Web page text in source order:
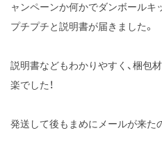
ャンペーンか何かでダンボールキ
プチプチと説明書が届きました。
説明書などもわかりやすく、梱包
楽でした！
発送して後もまめにメールが来た